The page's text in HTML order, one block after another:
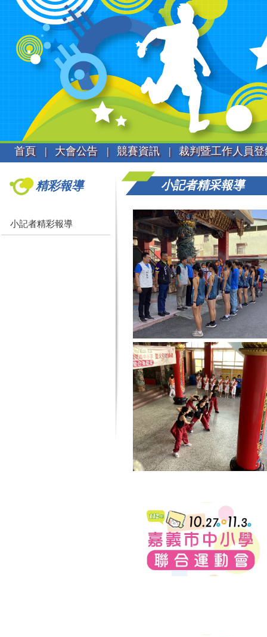
首頁 | 大會公告 | 競賽資訊 | 裁判暨工作人員
精彩報導
小記者精彩報導
小記者精采報導